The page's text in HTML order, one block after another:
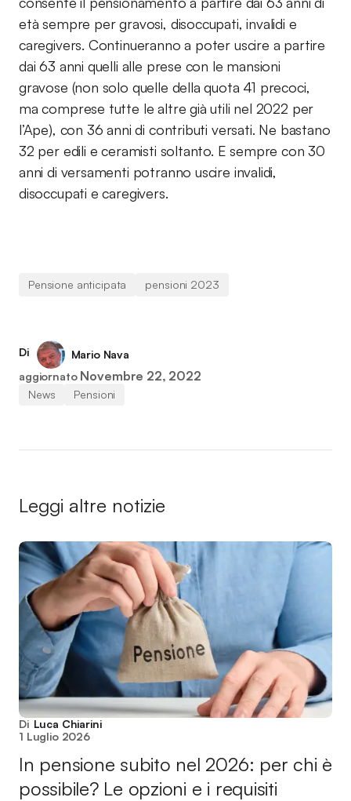
età sempre per gravosi, disoccupati, invalidi e
caregivers. Continueranno a poter uscire a partire
dai 63 anni quelli alle prese con le mansioni
gravose (non solo quelle della quota 41 precoci,
ma comprese tutte le altre già utili nel 2022 per
l’Ape), con 36 anni di contributi versati. Ne bastano
32 per edili e ceramisti soltanto. E sempre con 30
anni di versamenti potranno uscire invalidi,
disoccupati e caregivers.
Pensione anticipata pensioni 2023
Di
Mario Nava
aggiornato Novembre 22, 2022
News Pensioni
Leggi altre notizie
Di Luca Chiarini
1 Luglio 2026
In pensione subito nel 2026: per chi è
possibile? Le opzioni e i requisiti